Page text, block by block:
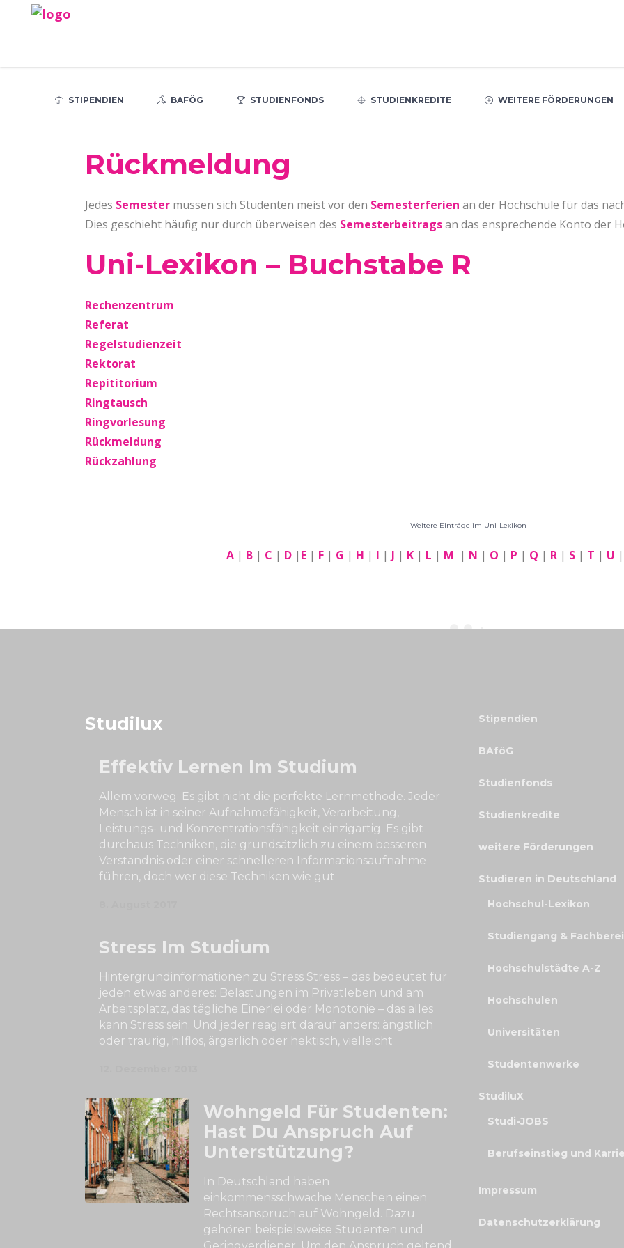
STIPENDIEN BAFÖG STUDIENFONDS STUDIENKREDITE WEITERE FÖRDERUNGEN
Rückmeldung
Jedes Semester müssen sich Studenten meist vor den Semesterferien an der Hochschule für das
Dies geschieht häufig nur durch überweisen des Semesterbeitragsan das ensprechende Konto der
Uni-Lexikon – Buchstabe R
Rechenzentrum
Referat
Regelstudienzeit
Rektorat
Repititorium
Ringtausch
Ringvorlesung
Rückmeldung
Rückzahlung
Weitere Einträge im Uni-Lexikon
A| B| C | D| E| F| G | H | I | J | K| L | M | N | O | P | Q | R| S| T | U |
Studilux
Effektiv Lernen Im Studium
Allem vorweg: Es gibt nicht die perfekte Lernmethode. Jeder
Mensch ist in seiner Aufnahmefähigkeit, Verarbeitung,
Leistungs- und Konzentrationsfähigkeit einzigartig. Es gibt
durchaus Techniken, die grundsätzlich zu einem besseren
Verständnis oder einer schnelleren Informationsaufnahme
führen, doch wer diese Techniken wie gut
Stress Im Studium
Hintergrundinformationen zu Stress Stress – das bedeutet für
jeden etwas anderes: Belastungen im Privatleben und am
Arbeitsplatz, das tägliche Einerlei oder Monotonie – das alles
kann Stress sein. Und jeder reagiert darauf anders: ängstlich
oder traurig, hilflos, ärgerlich oder hektisch, vielleicht
Wohngeld Für Studenten:
Hast Du Anspruch Auf
Unterstützung?
In Deutschland haben
einkommensschwache Menschen einen
Rechtsanspruch auf Wohngeld. Dazu
gehören beispielsweise Studenten und
Stipendien
BAföG
Studienfonds
Studienkredite
weitere Förderungen
Studieren in Deutschland
Hochschul-Lexikon
Studiengang &
Hochschulstädte A-Z
Hochschulen
Universitäten
Studentenwerke
StudiluX
Studi-JOBS
Berufseinstieg und
Impressum
Datenschutzerklärung